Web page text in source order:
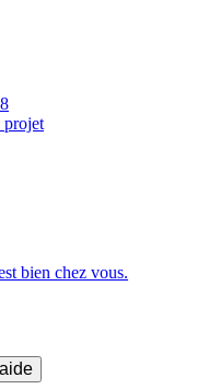
projet
bien chez vous.